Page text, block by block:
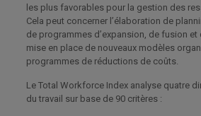
les plus favorables pour la gestion des
Cela peut concerner l’élaboration de
de programmes d’expansion, de fusion et
mise en place de nouveaux modèles
programmes de réductions de coûts.
Le Total Workforce Index analyse quatre
du travail sur base de 90 critères :